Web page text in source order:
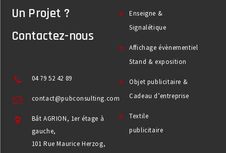
Un Projet ?
Contactez-nous
04 79 52 42 89
contact@pubconsulting.com
Bât AGRION, 1er étage à
gauche,
101 Rue Maurice Herzog,
Enseigne &
Signalétique
Affichage évènementiel
Stand & exposition
Objet publicitaire &
Cadeau d’entreprise
Textile
publicitaire